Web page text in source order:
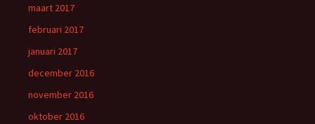
maart 2017
februari 2017
januari 2017
december 2016
november 2016
oktober 2016